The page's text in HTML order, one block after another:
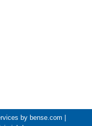
by bense.com |